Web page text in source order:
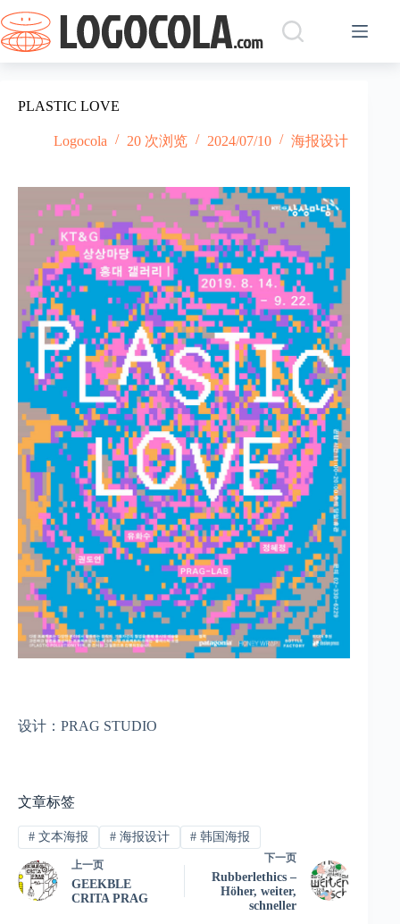
过
内
容
PLASTIC LOVE
Logocola 20 次浏览 2024/07/10 海报设计
设计：PRAG STUDIO
文章标签
#文本海报 #海报设计 # 韩国海报
上一页
GEEKBLE
CRITA PRAG
下一页
Rubberlethics –
Höher, weiter,
schneller